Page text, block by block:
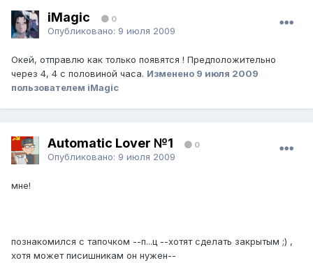
iMagic 0
Опубликовано: 9 июля 2009
Окей, отправлю как только появятся ! Предположительно
через 4, 4 с половиной часа. Изменено 9 июля 2009
пользователем iMagic
Automatic Lover №1 0
Опубликовано: 9 июля 2009
мне!
познакомился с тапочком --п...ц --хотят сделать закрытым ;) ,
хотя может писишникам он нужен--